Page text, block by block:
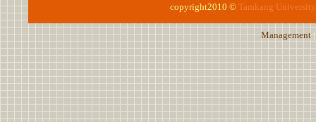
copyright2010 © Tamkang University
Management